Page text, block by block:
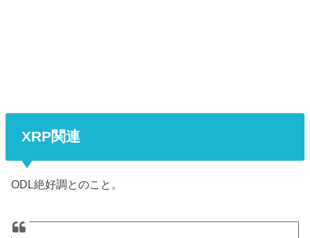
XRP関連
ODL絶好調とのこと。